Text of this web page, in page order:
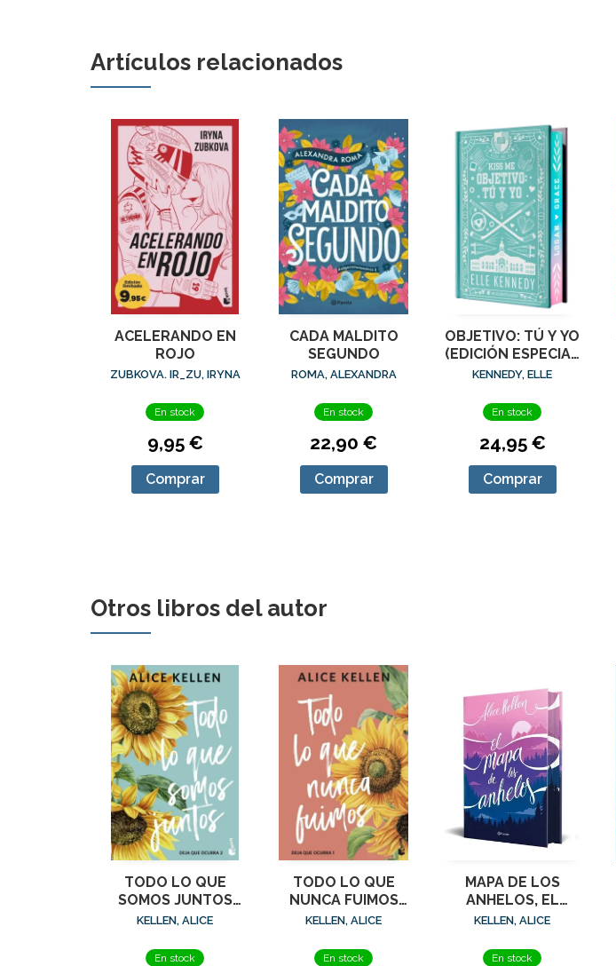
Artículos relacionados
ACELERANDO EN
ROJO
ZUBKOVA. IR_ZU, IRYNA
En stock
9,95 €
Comprar
CADA MALDITO
SEGUNDO
ROMA, ALEXANDRA
En stock
22,90 €
Comprar
OBJETIVO: TÚ Y YO
(EDICIÓN ESPECIAL
EN TAPA DURA
PINTADOS)
KENNEDY, ELLE
En stock
24,95 €
Comprar
Otros libros del autor
TODO LO QUE
SOMOS JUNTOS
(DEJA QUE
KELLEN, ALICE
En stock
TODO LO QUE
NUNCA FUIMOS
(DEJA QUE
KELLEN, ALICE
En stock
MAPA DE LOS
ANHELOS, EL
(EDICION
KELLEN, ALICE
En stock